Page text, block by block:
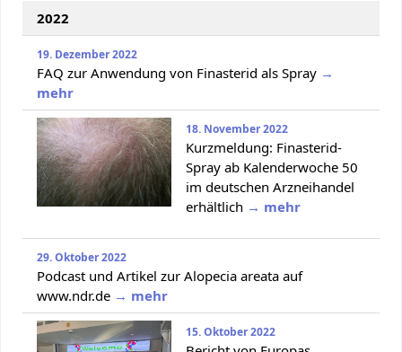
2022
19. Dezember 2022
FAQ zur Anwendung von Finasterid als Spray →
mehr
18. November 2022
Kurzmeldung: Finasterid-
Spray ab Kalenderwoche 50
im deutschen Arzneihandel
erhältlich → mehr
29. Oktober 2022
Podcast und Artikel zur Alopecia areata auf
www.ndr.de → mehr
15. Oktober 2022